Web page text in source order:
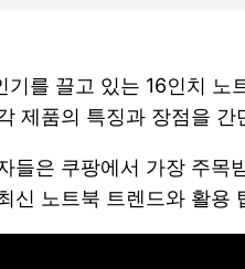
기를 끌고 있는 16인치
제품의 특징과 장점을
들은 쿠팡에서 가장 주목
신 노트북 트렌드와 활용